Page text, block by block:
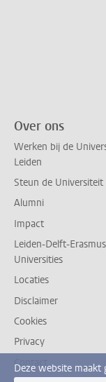
Over ons
Werken bij de
Leiden
Steun de Universiteit
Alumni
Impact
Leiden-Delft-Erasmus
Universities
Locaties
Disclaimer
Cookies
Privacy
Contact
Deze website maakt